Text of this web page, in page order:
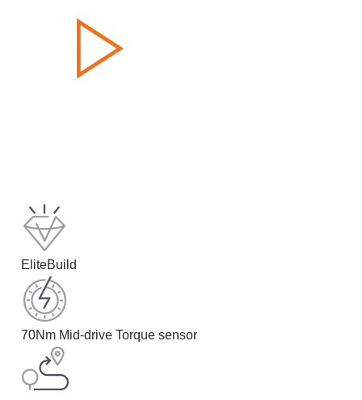
EliteBuild
70Nm Mid-drive Torque sensor